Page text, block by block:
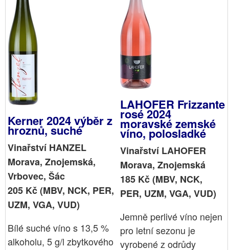
Kerner 2024 výběr z
hroznů, suché
Vinařství HANZEL
Morava, Znojemská,
Vrbovec, Šác
205 Kč (MBV, NCK, PER,
UZM, VGA, VUD)
Bílé suché víno s 13,5 %
alkoholu, 5 g/l zbytkového
LAHOFER Frizzante
rosé 2024
moravské zemské
víno, polosladké
Vinařství LAHOFER
Morava, Znojemská
185 Kč (MBV, NCK,
PER, UZM, VGA, VUD)
Jemně perlivé víno nejen
pro letní sezonu je
vyrobené z odrůdy